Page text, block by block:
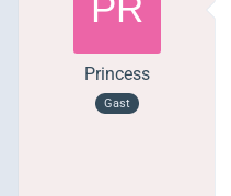
Princess
Gast